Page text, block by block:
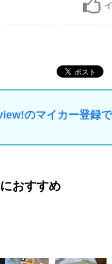
のマイカー登録
おすすめ